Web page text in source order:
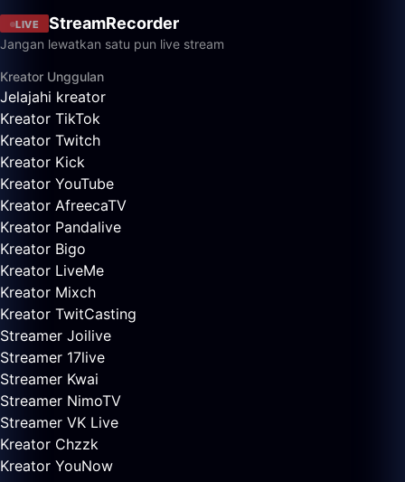
LIVE StreamRecorder
Jangan lewatkan satu pun live stream
Kreator Unggulan
Jelajahi kreator
Kreator TikTok
Kreator Twitch
Kreator Kick
Kreator YouTube
Kreator AfreecaTV
Kreator Pandalive
Kreator Bigo
Kreator LiveMe
Kreator Mixch
Kreator TwitCasting
Streamer Joilive
Streamer 17live
Streamer Kwai
Streamer NimoTV
Streamer VK Live
Kreator Chzzk
Kreator YouNow